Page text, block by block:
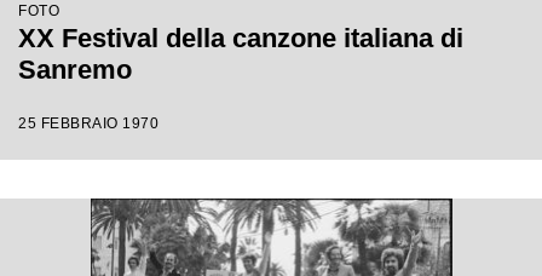
FOTO
XX Festival della canzone italiana di
Sanremo
25 FEBBRAIO 1970